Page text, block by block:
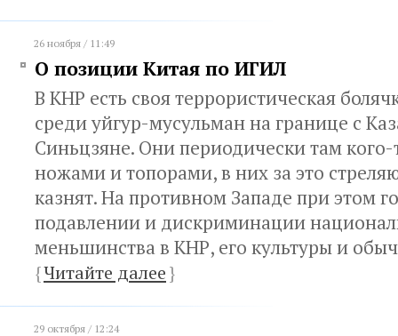
26 ноября / 11:49
О позиции Китая по ИГИЛ
В КНР есть своя террористическая
среди уйгур-мусульман на границе с
Синьцзяне. Они периодически там
ножами и топорами, в них за это
казнят. На противном Западе при этом
подавлении и дискриминации
меньшинства в КНР, его культуры и
{Читайте далее}
29 октября / 12:24